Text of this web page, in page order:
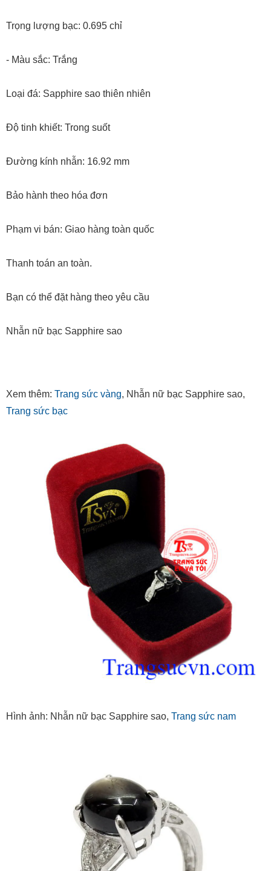
Trọng lượng bạc: 0.695 chỉ
- Màu sắc: Trắng
Loại đá: Sapphire sao thiên nhiên
Độ tinh khiết: Trong suốt
Đường kính nhẫn: 16.92 mm
Bảo hành theo hóa đơn
Phạm vi bán: Giao hàng toàn quốc
Thanh toán an toàn.
Bạn có thể đặt hàng theo yêu cầu
Nhẫn nữ bạc Sapphire sao
Xem thêm: Trang sức vàng, Nhẫn nữ bạc Sapphire sao,
Trang sức bạc
Hình ảnh: Nhẫn nữ bạc Sapphire sao, Trang sức nam